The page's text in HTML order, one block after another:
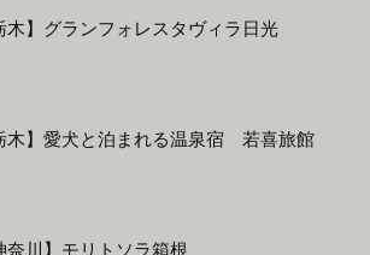
木】グランフォレスタヴィラ日光
木】愛犬と泊まれる温泉宿 若喜旅館
奈川】モリトソラ箱根